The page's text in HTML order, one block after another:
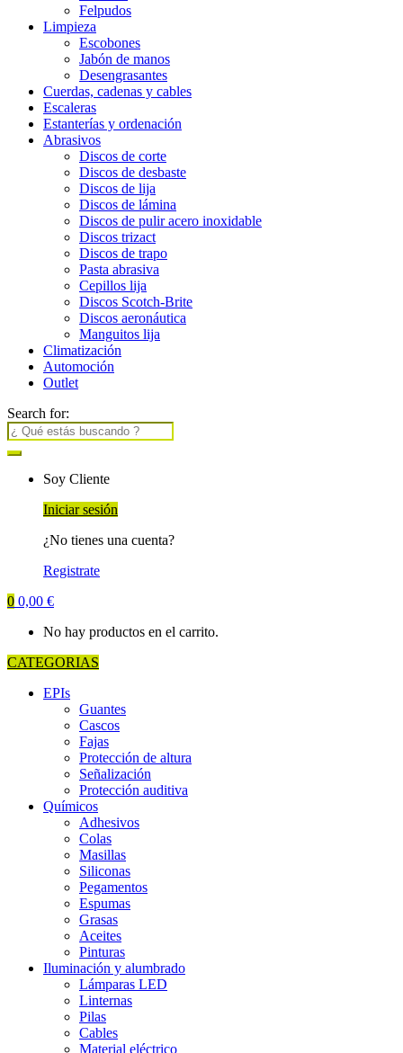
Felpudos
Limpieza
Escobones
Jabón de manos
Desengrasantes
Cuerdas, cadenas y cables
Escaleras
Estanterías y ordenación
Abrasivos
Discos de corte
Discos de desbaste
Discos de lija
Discos de lámina
Discos de pulir acero inoxidable
Discos trizact
Discos de trapo
Pasta abrasiva
Cepillos lija
Discos Scotch-Brite
Discos aeronáutica
Manguitos lija
Climatización
Automoción
Outlet
Search for:
Soy Cliente
Iniciar sesión
¿No tienes una cuenta?
Registrate
0 0,00 €
No hay productos en el carrito.
CATEGORIAS
EPIs
Guantes
Cascos
Fajas
Protección de altura
Señalización
Protección auditiva
Químicos
Adhesivos
Colas
Masillas
Siliconas
Pegamentos
Espumas
Grasas
Aceites
Pinturas
Iluminación y alumbrado
Lámparas LED
Linternas
Pilas
Cables
Material eléctrico